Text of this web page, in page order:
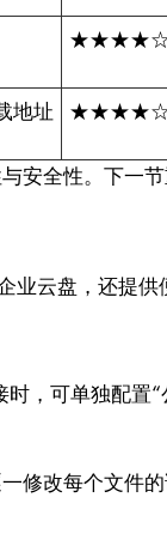
地址
安全性。下一
云盘，还提
，可单独配置
修改每个文件的